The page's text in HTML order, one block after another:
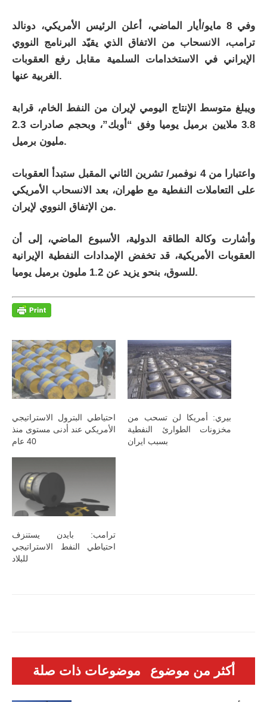
وفي 8 مايو/أيار الماضي، أعلن الرئيس الأمريكي، دونالد
ترامب، الانسحاب من الاتفاق الذي يقيّد البرنامج النووي
الإيراني في الاستخدامات السلمية مقابل رفع العقوبات
الغربية عنها.
ويبلغ متوسط الإنتاج اليومي لإيران من النفط الخام، قرابة
3.8 ملايين برميل يوميا وفق “أوبك”، وبحجم صادرات 2.3
مليون برميل.
واعتبارا من 4 نوفمبر/ تشرين الثاني المقبل ستبدأ العقوبات
على التعاملات النفطية مع طهران، بعد الانسحاب الأمريكي
من الإتفاق النووي لإيران.
وأشارت وكالة الطاقة الدولية، الأسبوع الماضي، إلى أن
العقوبات الأمريكية، قد تخفض الإمدادات النفطية الإيرانية
للسوق، بنحو يزيد عن 1.2 مليون برميل يوميا.
احتياطي البترول الاستراتيجي
الأمريكي عند أدنى مستوى منذ
40 عام
بيري: أمريكا لن تسحب من
مخزونات الطوارئ النفطية
بسبب ايران
ترامب: بايدن يستنزف
احتياطي النفط الاستراتيجي
للبلاد
موضوعات ذات صلة أكثر من موضوع